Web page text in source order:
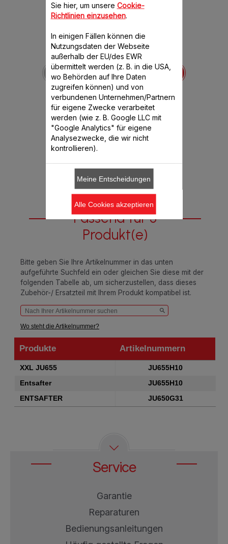
Transparenter Deckel
SS-192969
Ideal für ganze Früchte
Verfügbare Menge.
€ 11,99
In den Warenkorb legen
Passend für 3
Produkt(e)
Bitte geben Sie Ihre Artikelnummer in das unten
aufgeführte Suchfeld ein oder gleichen Sie diese mit der
folgenden Tabelle ab, um sicherzustellen, dass dieses
Zubehör-/ Ersatzteil mit Ihrem Produkt kompatibel ist.
Wo steht die Artikelnummer?
Produkte
Artikelnummern
Produkte
Artikelnummern
XXL JU655
JU655H10
Entsafter
JU655H10
ENTSAFTER
JU650G31
Service
Garantie
Reparaturen
Bedienungsanleitungen
Sie hier, um unsere Cookie-
Richtlinien einzusehen.
In einigen Fällen können die
Nutzungsdaten der Webseite
außerhalb der EU/des EWR
übermittelt werden (z. B. in die USA,
wo Behörden auf Ihre Daten
zugreifen können) und von
verbundenen Unternehmen/Partnern
für eigene Zwecke verarbeitet
werden (wie z. B. Google LLC mit
"Google Analytics" für eigene
Analysezwecke, die wir nicht
kontrollieren).
Meine Entscheidungen
Alle Cookies akzeptieren